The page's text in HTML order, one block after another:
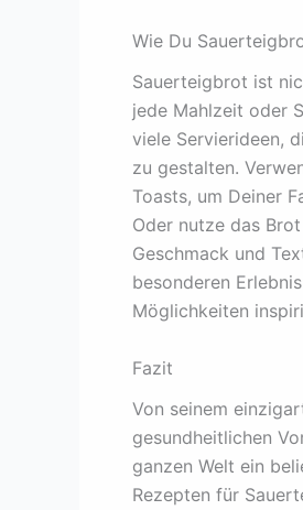
Wie Du
Sauerteigbrot ist
jede Mahlzeit oder
viele Servierideen,
zu gestalten.
Toasts, um Deiner
Oder nutze das
Geschmack und
besonderen
Möglichkeiten
Fazit
Von seinem
gesundheitlichen
ganzen Welt ein
Rezepten für